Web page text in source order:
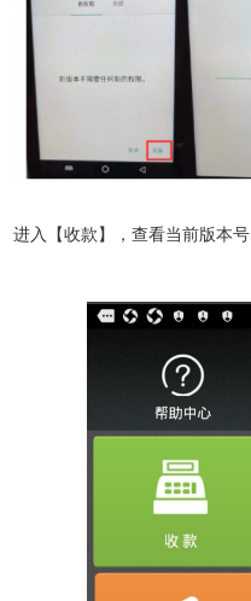
进入【收款】，查看当前版本号